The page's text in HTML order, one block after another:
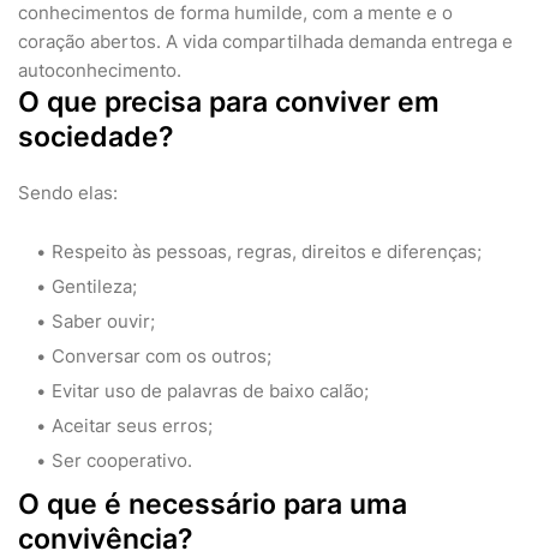
conhecimentos de forma humilde, com a mente e o
coração abertos. A vida compartilhada demanda entrega e
autoconhecimento.
O que precisa para conviver em
sociedade?
Sendo elas:
Respeito às pessoas, regras, direitos e diferenças;
Gentileza;
Saber ouvir;
Conversar com os outros;
Evitar uso de palavras de baixo calão;
Aceitar seus erros;
Ser cooperativo.
O que é necessário para uma
convivência?